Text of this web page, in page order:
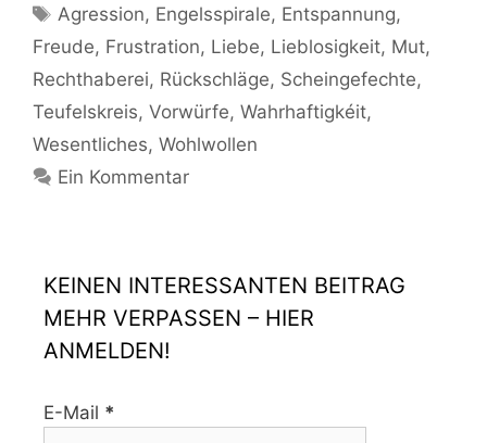
Agression, Engelsspirale, Entspannung,
Freude, Frustration, Liebe, Lieblosigkeit, Mut,
Rechthaberei, Rückschläge, Scheingefechte,
Teufelskreis, Vorwürfe, Wahrhaftigkéit,
Wesentliches, Wohlwollen
Ein Kommentar
KEINEN INTERESSANTEN BEITRAG
MEHR VERPASSEN – HIER
ANMELDEN!
E-Mail *